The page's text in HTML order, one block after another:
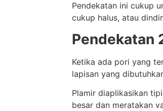
Pendekatan ini cukup
cukup halus, atau
Pendekatan
Ketika ada pori yang
lapisan yang
Plamir diaplikasikan
besar dan meratakan